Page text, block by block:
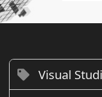
Visual